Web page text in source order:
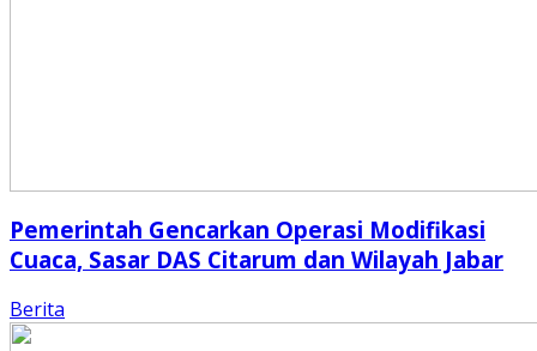
Pemerintah Gencarkan Operasi Modifikasi
Cuaca, Sasar DAS Citarum dan Wilayah Jabar
Berita